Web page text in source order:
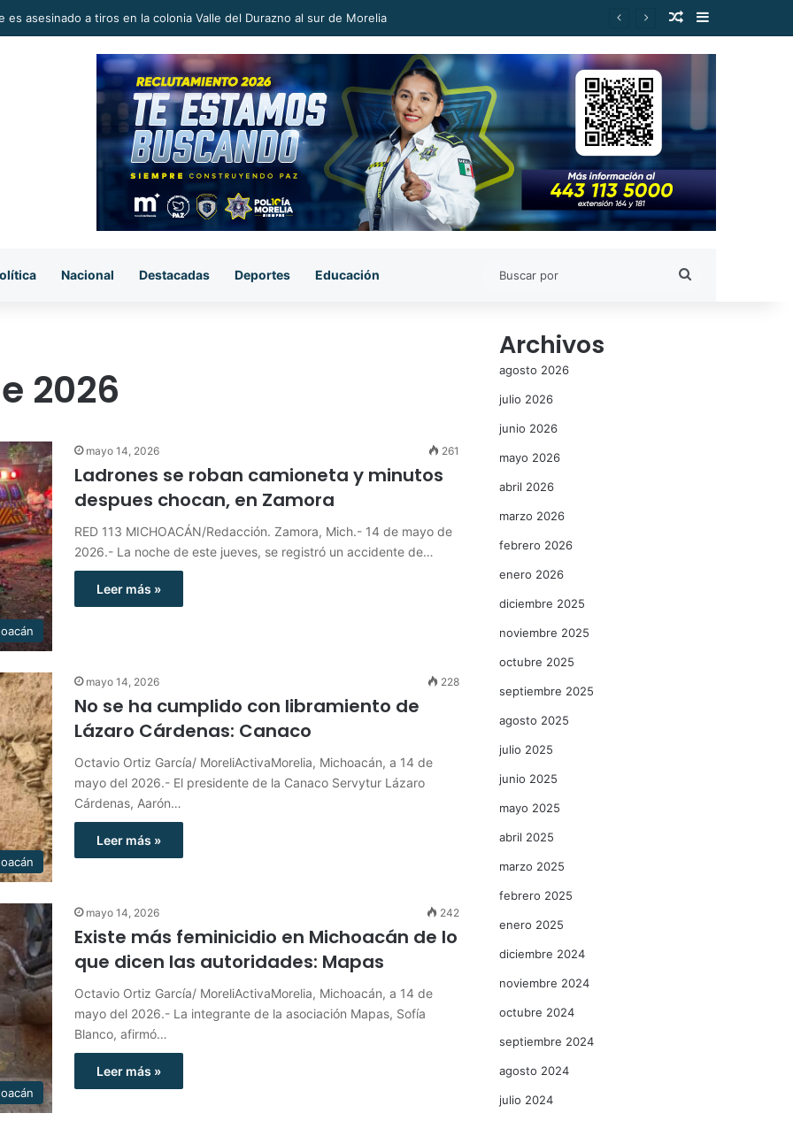
en la Reconstrucción del Tejido Social, Invita Rectora a Madres y Padres de Estudiantes Nicolaitas Publicación al
Barra lateral
Nacional Destacadas Deportes Educación
2026
mayo 14, 2026 261
Ladrones se roban camioneta y minutos
despues chocan, en Zamora
RED 113 MICHOACÁN/Redacción. Zamora, Mich.- 14 de mayo de
2026.- La noche de este jueves, se registró un accidente de…
Leer más »
mayo 14, 2026 228
No se ha cumplido con libramiento de
Lázaro Cárdenas: Canaco
Octavio Ortiz García/ MoreliActivaMorelia, Michoacán, a 14 de
mayo del 2026.- El presidente de la Canaco Servytur Lázaro
Cárdenas, Aarón…
Leer más »
mayo 14, 2026 242
Existe más feminicidio en Michoacán de lo
que dicen las autoridades: Mapas
Octavio Ortiz García/ MoreliActivaMorelia, Michoacán, a 14 de
mayo del 2026.- La integrante de la asociación Mapas, Sofía
Blanco, afirmó…
Leer más »
Archivos
agosto 2026
julio 2026
junio 2026
mayo 2026
abril 2026
marzo 2026
febrero 2026
enero 2026
diciembre 2025
noviembre 2025
octubre 2025
septiembre 2025
agosto 2025
julio 2025
junio 2025
mayo 2025
abril 2025
marzo 2025
febrero 2025
enero 2025
diciembre 2024
noviembre 2024
octubre 2024
septiembre 2024
agosto 2024
julio 2024